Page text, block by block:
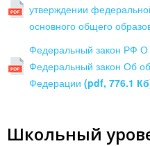
утверждении
основного общего
Федеральный закон РФ О
Федеральный закон Об
Федерации (pdf, 776.1
Школьный